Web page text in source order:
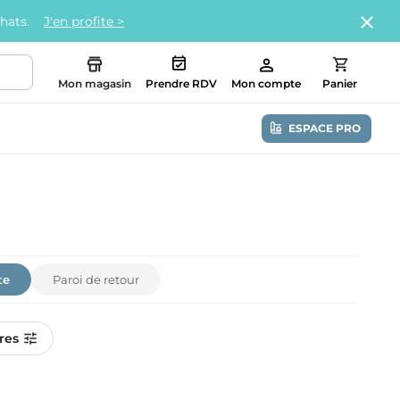
J'en profite >
Mon magasin Prendre RDV Mon compte Panier
ESPACE PRO
Paroi de retour